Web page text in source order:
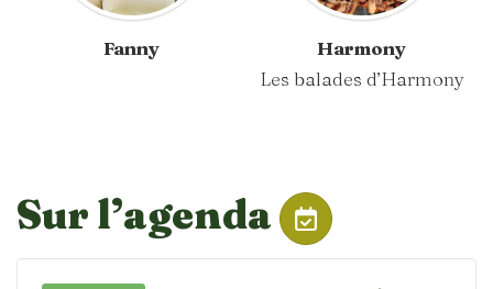
Fanny
Harmony
Les balades d’Harmony
Sur l’agenda